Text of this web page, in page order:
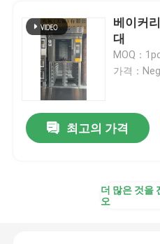
베이커
대
MOQ：
가격：
최고의 가격
더 많은 것을
오